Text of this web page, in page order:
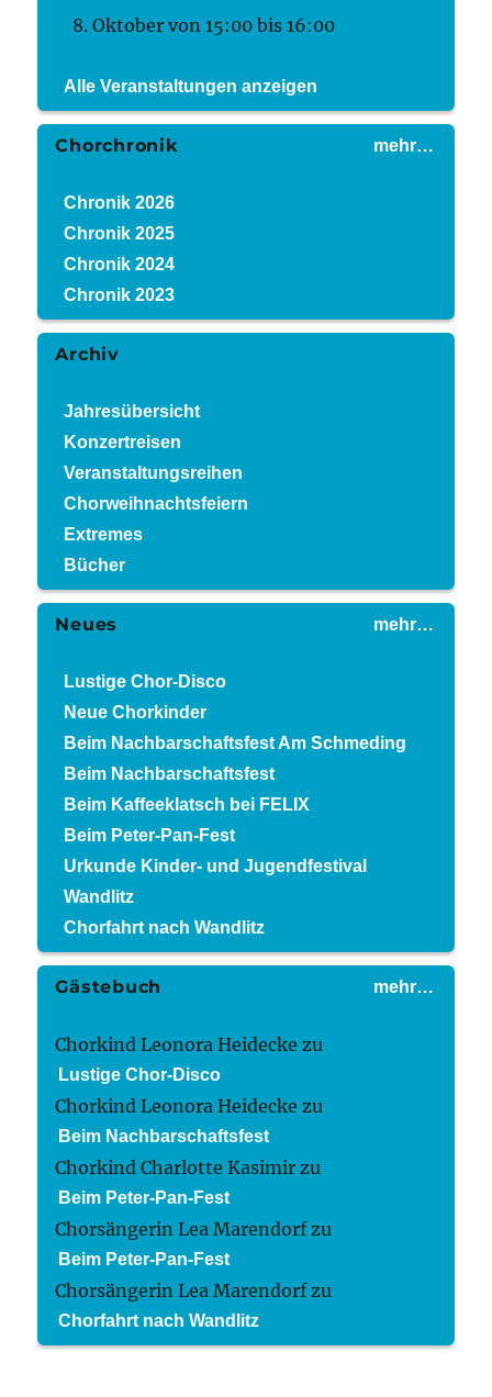
8. Oktober von 15:00 bis16:00
Alle Veranstaltungen anzeigen
mehr…
Chorchronik
Chronik 2026
Chronik 2025
Chronik 2024
Chronik 2023
Archiv
Jahresübersicht
Konzertreisen
Veranstaltungsreihen
Chorweihnachtsfeiern
Extremes
Bücher
mehr…
Neues
Lustige Chor-Disco
Neue Chorkinder
Beim Nachbarschaftsfest Am Schmeding
Beim Nachbarschaftsfest
Beim Kaffeeklatsch bei FELIX
Beim Peter-Pan-Fest
Urkunde Kinder- und Jugendfestival
Wandlitz
Chorfahrt nach Wandlitz
mehr…
Gästebuch
Chorkind Leonora Heidecke zu
Lustige Chor-Disco
Chorkind Leonora Heidecke zu
Beim Nachbarschaftsfest
Chorkind Charlotte Kasimir zu
Beim Peter-Pan-Fest
Chorsängerin Lea Marendorfzu
Beim Peter-Pan-Fest
Chorsängerin Lea Marendorfzu
Chorfahrt nach Wandlitz